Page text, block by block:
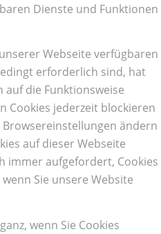
Dienste und Funktionen
Webseite verfügbaren
erforderlich sind, hat
auf die Funktionsweise
Cookies jederzeit blockieren
ändern
auf dieser Webseite
immer aufgefordert, Cookies
Sie unsere Website
wenn Sie Cookies